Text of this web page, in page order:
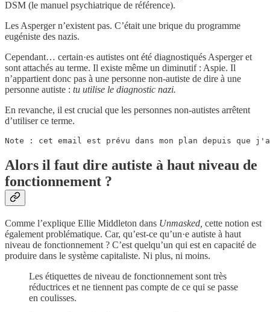
DSM (le manuel psychiatrique de référence).
Les Asperger n’existent pas. C’était une brique du programme
eugéniste des nazis.
Cependant… certain·es autistes ont été diagnostiqués Asperger et
sont attachés au terme. Il existe même un diminutif : Aspie. Il
n’appartient donc pas à une personne non-autiste de dire à une
personne autiste : tu utilise le diagnostic nazi.
En revanche, il est crucial que les personnes non-autistes arrêtent
d’utiliser ce terme.
Note : cet email est prévu dans mon plan depuis que
Alors il faut dire autiste à haut niveau de
fonctionnement ?
Comme l’explique Ellie Middleton dans Unmasked, cette notion est
également problématique. Car, qu’est-ce qu’un·e autiste à haut
niveau de fonctionnement ? C’est quelqu’un qui est en capacité de
produire dans le système capitaliste. Ni plus, ni moins.
Les étiquettes de niveau de fonctionnement sont très
réductrices et ne tiennent pas compte de ce qui se passe
en coulisses.